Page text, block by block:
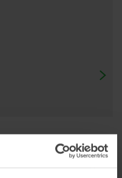
> Gezichtsveldapparatuur